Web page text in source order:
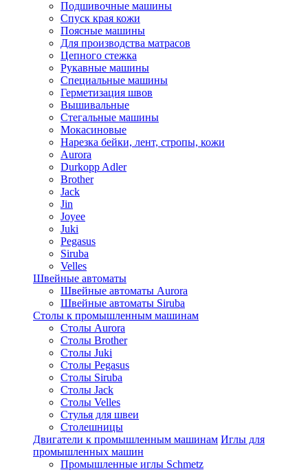
Подшивочные машины
Спуск края кожи
Поясные машины
Для производства матрасов
Цепного стежка
Рукавные машины
Специальные машины
Герметизация швов
Вышивальные
Стегальные машины
Мокасиновые
Нарезка бейки, лент, стропы, кожи
Aurora
Durkopp Adler
Brother
Jack
Jin
Joyee
Juki
Pegasus
Siruba
Velles
Швейные автоматы
Швейные автоматы Aurora
Швейные автоматы Siruba
Столы к промышленным машинам
Столы Aurora
Столы Brother
Столы Juki
Столы Pegasus
Столы Siruba
Столы Jack
Столы Velles
Стулья для швеи
Столешницы
Двигатели к промышленным машинам Иглы для
промышленных машин
Промышленные иглы Schmetz